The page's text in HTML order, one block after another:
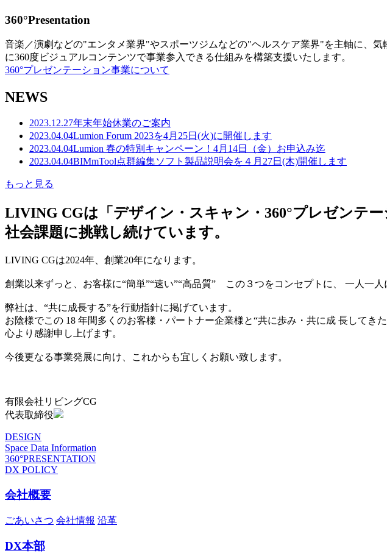
360°Presentation
音楽／演劇などの"エンタメ業界"やスポーツジムなどの"ヘルスケア業界"を主軸に、
に360度ビジュアルコンテンツで事業参入できる仕組みを構築支援いたします。
360°プレゼンテーション事業について
NEWS
2023.12.27年末年始休業のご案内
2023.04.04Lumion Forum 2023を4月25日(火)に開催します
2023.04.04Lumion 春の特別キャンペーン！4月14日（金）お申込み迄
2023.04.04BIMmTool点群編集ソフト製品説明会を４月27日(木)開催します
もっと見る
LIVING CGは「デザイン・スキャン・360°プレゼンテ
社会課題に挑戦し続けています。
LIVING CGは2024年、創業20年になります。
創業以来ずっと、お客様に“簡単”“速い”“高品質” この３つをコンセプトに、 一人一
弊社は、“共に成長する”を行動指針に掲げています。
お陰様でこの 18 年間多くのお客様・パートナー企業様と“共に歩み・共に成 長してきた
心より感謝申し上げます。
今後更なる事業発展に向け、これからも宜しくお願い致します。
有限会社リビングCG
代表取締役
DESIGN
Space Data Information
360°PRESENTATION
DX POLICY
会社概要
ごあいさつ 会社情報 沿革
DX本部